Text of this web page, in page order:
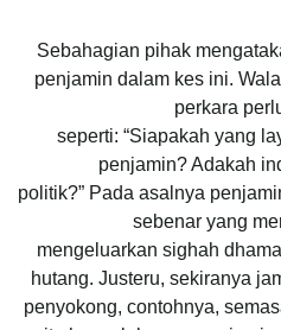
Sebahagian pihak
penjamin dalam kes ini.
perkara
seperti: “Siapakah yang
penjamin? Adakah
politik?” Pada asalnya
sebenar yang
mengeluarkan sighah
hutang. Justeru, sekiranya
penyokong, contohnya,